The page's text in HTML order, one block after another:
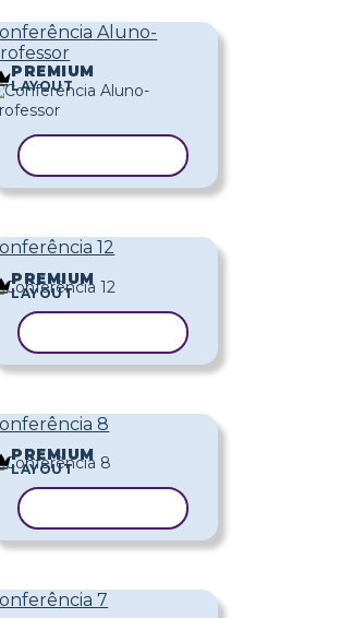
Aluno-
PREMIUM
LAYOUT
12
PREMIUM
LAYOUT
8
PREMIUM
LAYOUT
7